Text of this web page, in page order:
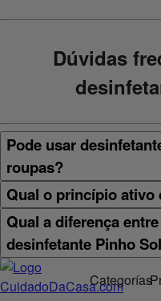
Dúvidas
Pode usar
roupas?
Qual o princípio ativo
Qual a diferença
desinfetante Pinho
Categorías